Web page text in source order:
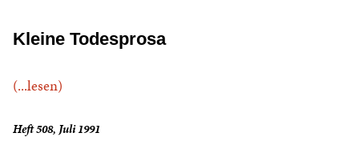
Kleine Todesprosa
(...lesen)
Heft 508, Juli 1991